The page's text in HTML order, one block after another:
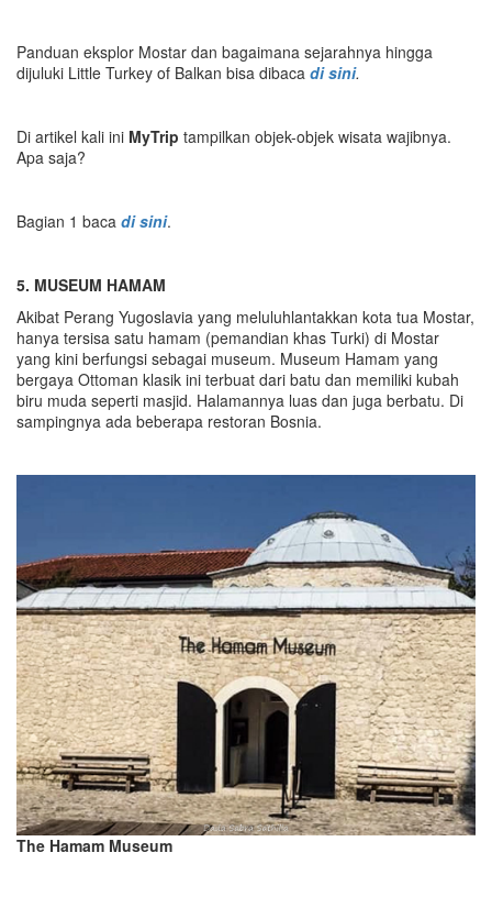
Panduan eksplor Mostar dan bagaimana sejarahnya hingga
dijuluki Little Turkey of Balkan bisa dibaca di sini.
Di artikel kali ini MyTrip tampilkan objek-objek wisata wajibnya.
Apa saja?
Bagian 1 baca di sini.
5. MUSEUM HAMAM
Akibat Perang Yugoslavia yang meluluhlantakkan kota tua Mostar,
hanya tersisa satu hamam (pemandian khas Turki) di Mostar
yang kini berfungsi sebagai museum. Museum Hamam yang
bergaya Ottoman klasik ini terbuat dari batu dan memiliki kubah
biru muda seperti masjid. Halamannya luas dan juga berbatu. Di
sampingnya ada beberapa restoran Bosnia.
The Hamam Museum